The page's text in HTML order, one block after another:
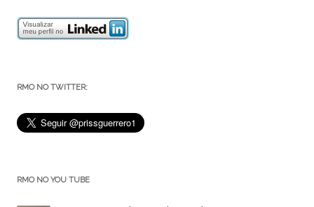
RMO NO TWITTER:
RMO NO YOU TUBE